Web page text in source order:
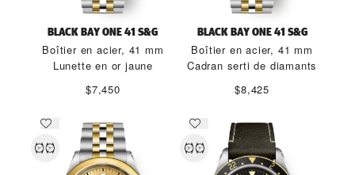
BLACK BAY ONE 41 S&G
Boîtier en acier, 41 mm
Lunette en or jaune
$7,450
BLACK BAY ONE 41 S&G
Boîtier en acier, 41 mm
Cadran serti de diamants
$8,425